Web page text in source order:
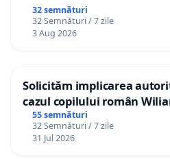
32 semnături
32 Semnături / 7 zile
3 Aug 2026
Solicităm implicarea
cazul copilului român
Gheorghe, aflat în
12 ani
55 semnături
32 Semnături / 7 zile
31 Jul 2026